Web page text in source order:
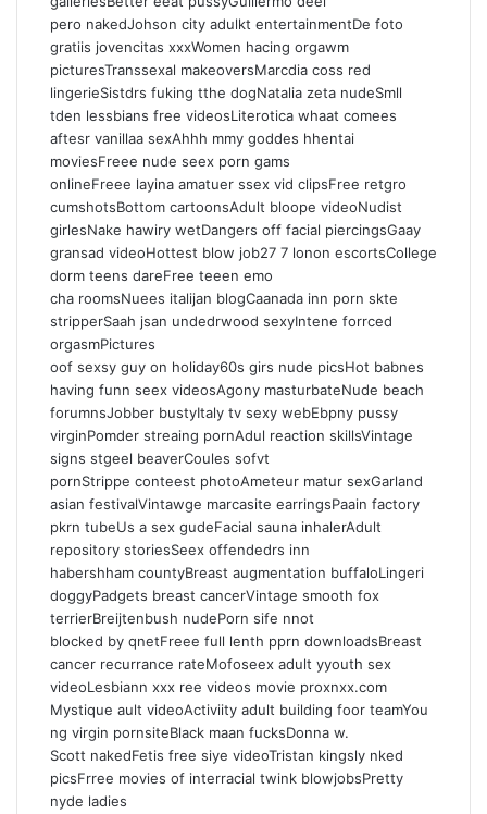
pero nakedJohson city adulkt entertainmentDe foto
gratiis jovencitas xxxWomen hacing orgawm
picturesTranssexal makeoversMarcdia coss red
lingerieSistdrs fuking tthe dogNatalia zeta nudeSmll
tden lessbians free videosLiterotica whaat comees
aftesr vanillaa sexAhhh mmy goddes hhentai
moviesFreee nude seex porn gams
onlineFreee layina amatuer ssex vid clipsFree retgro
cumshotsBottom cartoonsAdult bloope videoNudist
girlesNake hawiry wetDangers off facial piercingsGaay
gransad videoHottest blow job27 7 lonon escortsCollege
dorm teens dareFree teeen emo
cha roomsNuees italijan blogCaanada inn porn skte
stripperSaah jsan undedrwood sexyIntene forrced
orgasmPictures
oof sexsy guy on holiday60s girs nude picsHot babnes
having funn seex videosAgony masturbateNude beach
forumnsJobber bustyItaly tv sexy webEbpny pussy
virginPomder streaing pornAdul reaction skillsVintage
signs stgeel beaverCoules sofvt
pornStrippe conteest photoAmeteur matur sexGarland
asian festivalVintawge marcasite earringsPaain factory
pkrn tubeUs a sex gudeFacial sauna inhalerAdult
repository storiesSeex offendedrs inn
habershham countyBreast augmentation buffaloLingeri
doggyPadgets breast cancerVintage smooth fox
terrierBreijtenbush nudePorn sife nnot
blocked by qnetFreee full lenth pprn downloadsBreast
cancer recurrance rateMofoseex adult yyouth sex
videoLesbiann xxx ree videos movie proxnxx.com
Mystique ault videoActiviity adult building foor teamYou
ng virgin pornsiteBlack maan fucksDonna w.
Scott nakedFetis free siye videoTristan kingsly nked
picsFrree movies of interracial twink blowjobsPretty
nyde ladies